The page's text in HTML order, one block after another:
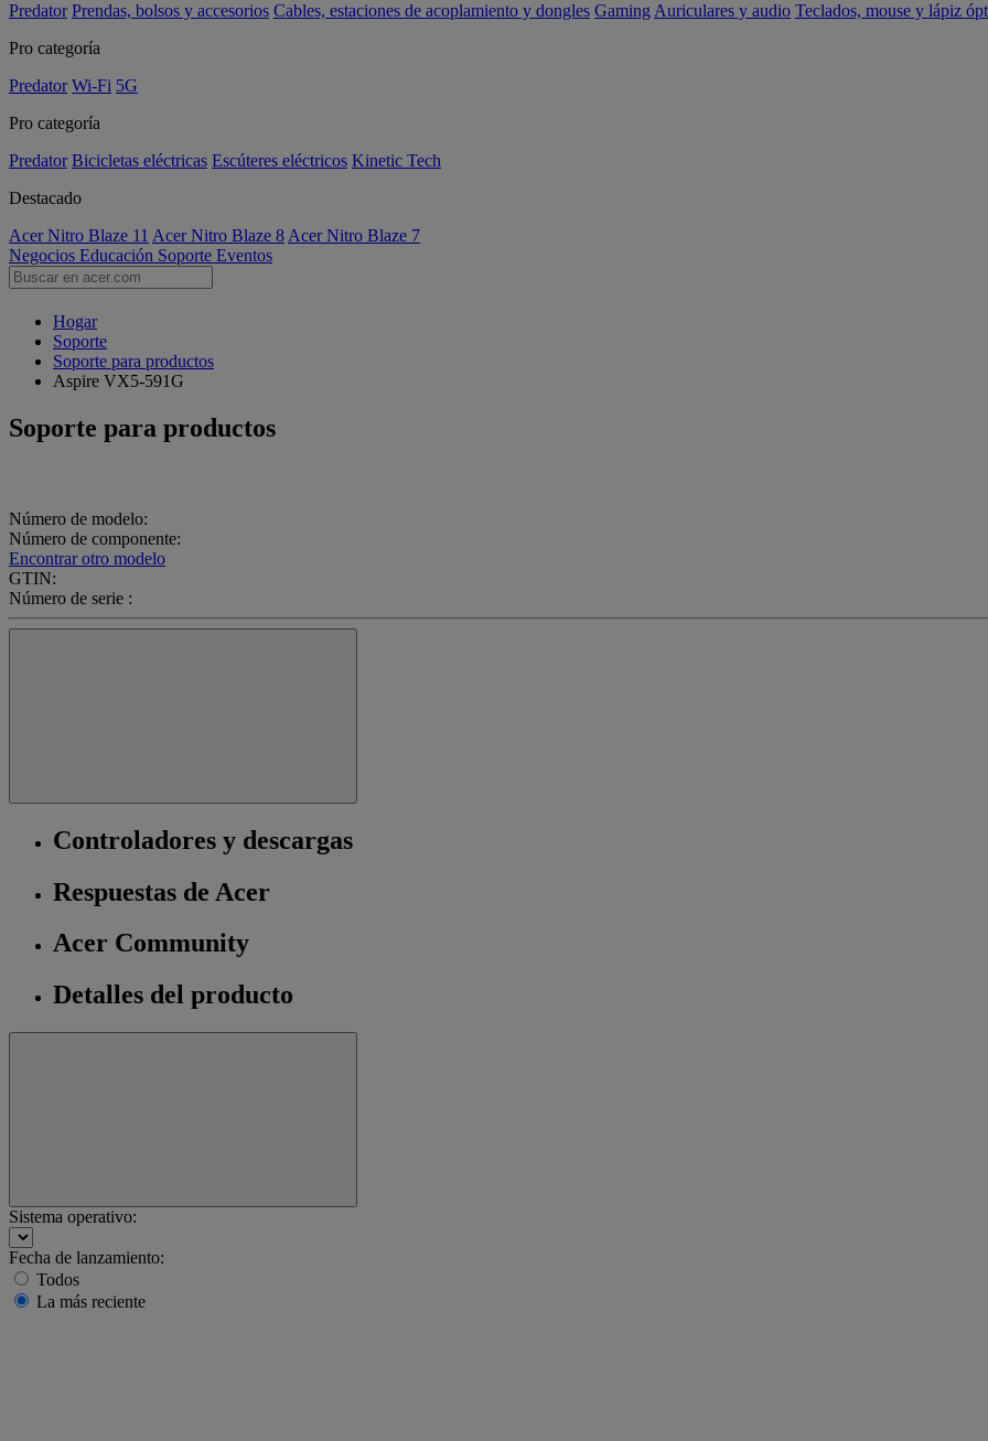
Predator Prendas, bolsos y accesorios Cables, estaciones de acoplamiento y dongles Gaming Auriculares y audio Teclados, mouse y lápiz
Pro categoría
Predator Wi-Fi 5G
Pro categoría
Predator Bicicletas eléctricas Escúteres eléctricos Kinetic Tech
Destacado
Acer Nitro Blaze 11 Acer Nitro Blaze 8 Acer Nitro Blaze 7
Negocios Educación Soporte Eventos
Hogar
Soporte
Soporte para productos
Aspire VX5-591G
Soporte para productos
Número de modelo:
Número de componente:
Encontrar otro modelo
GTIN:
Número de serie :
Controladores y descargas
Respuestas de Acer
Acer Community
Detalles del producto
Sistema operativo:
Fecha de lanzamiento:
Todos
La más reciente